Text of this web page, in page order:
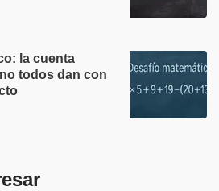
la cuenta
todos dan con